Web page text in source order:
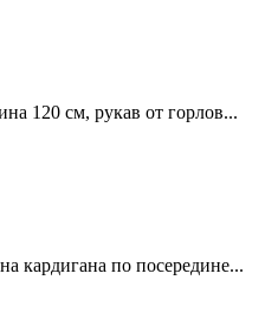
120 см, рукав от горлов...
кардигана по посередине...